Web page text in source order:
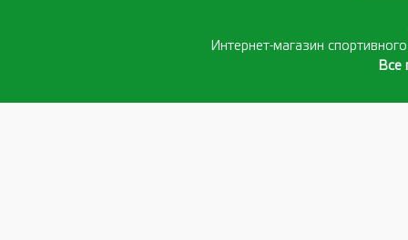
Интернет-магазин
Все